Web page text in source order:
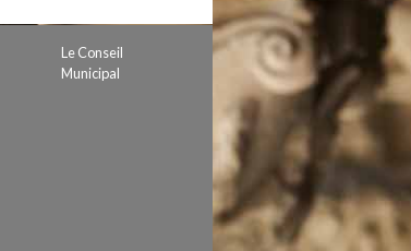
Le Conseil
Municipal